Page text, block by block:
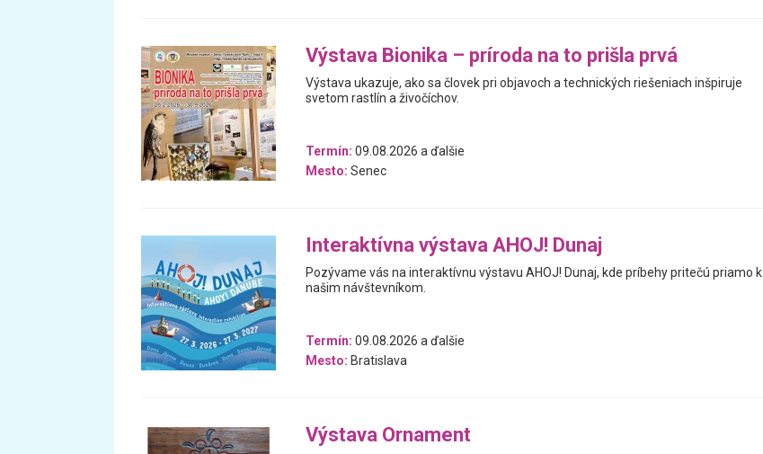
Výstava Bionika – príroda na to prišla prvá
Výstava ukazuje, ako sa človek pri objavoch a technických riešeniach inšpiruje
svetom rastlín a živočíchov.
Termín: 09.08.2026 a ďalšie
Mesto: Senec
Interaktívna výstava AHOJ! Dunaj
Pozývame vás na interaktívnu výstavu AHOJ! Dunaj, kde príbehy pritečú priamo k
našim návštevníkom.
Termín: 09.08.2026 a ďalšie
Mesto: Bratislava
Výstava Ornament